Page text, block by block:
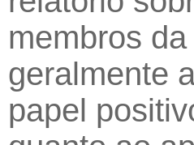
membros
geralmente
papel